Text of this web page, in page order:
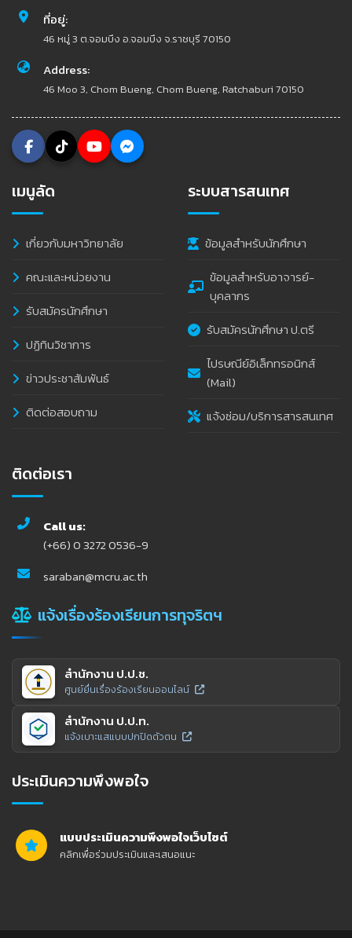
ที่อยู่:
46 หมู่ 3 ต.จอมบึง อ.จอมบึง จ.ราชบุรี 70150
Address:
46 Moo 3, Chom Bueng, Chom Bueng, Ratchaburi 70150
เมนูลัด
เกี่ยวกับมหาวิทยาลัย
คณะและหน่วยงาน
รับสมัครนักศึกษา
ปฏิทินวิชาการ
ข่าวประชาสัมพันธ์
ติดต่อสอบถาม
ระบบสารสนเทศ
ข้อมูลสำหรับนักศึกษา
ข้อมูลสำหรับอาจารย์-
บุคลากร
รับสมัครนักศึกษา ป.ตรี
ไปรษณีย์อิเล็กทรอนิกส์
(Mail)
แจ้งซ่อม/บริการสารสนเทศ
ติดต่อเรา
Call us:
(+66) 0 3272 0536-9
saraban@mcru.ac.th
แจ้งเรื่องร้องเรียนการทุจริตฯ
สำนักงาน ป.ป.ช.
ศูนย์ยื่นเรื่องร้องเรียนออนไลน์
สำนักงาน ป.ป.ท.
แจ้งเบาะแสแบบปกปิดตัวตน
ประเมินความพึงพอใจ
แบบประเมินความพึงพอใจเว็บไซต์
คลิกเพื่อร่วมประเมินและเสนอแนะ